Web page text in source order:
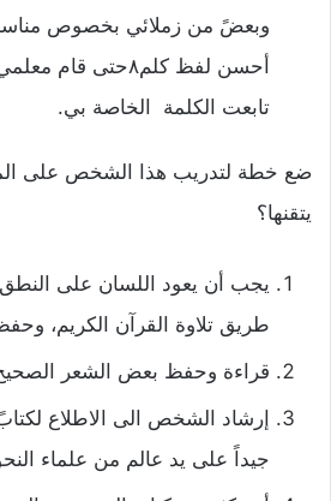
وبعضً من زملائي بخصوص
أحسن لفظ كلم٨حتى
تابعت الكلمة الخاصة بي.
ضع خطة لتدريب هذا الشخص على
يتقنها؟
يجب أن يعود اللسان على
طريق تلاوة القرآن الكريم،
قراءة وحفظ بعض الشعر
إرشاد الشخص الى الاطلاع
جيداً على يد عالم من علماء